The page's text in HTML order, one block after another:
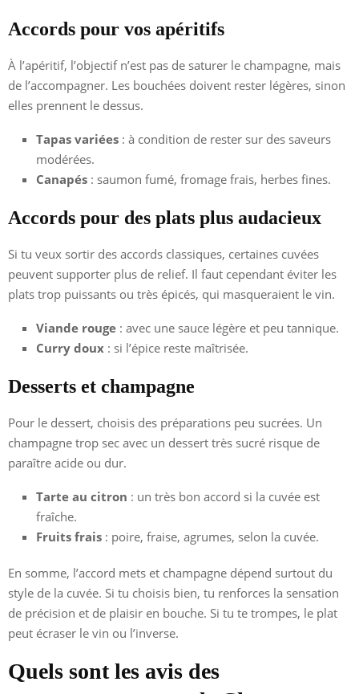
Accords pour vos apéritifs
À l’apéritif, l’objectif n’est pas de saturer le champagne, mais
de l’accompagner. Les bouchées doivent rester légères, sinon
elles prennent le dessus.
Tapas variées : à condition de rester sur des saveurs
modérées.
Canapés : saumon fumé, fromage frais, herbes fines.
Accords pour des plats plus audacieux
Si tu veux sortir des accords classiques, certaines cuvées
peuvent supporter plus de relief. Il faut cependant éviter les
plats trop puissants ou très épicés, qui masqueraient le vin.
Viande rouge : avec une sauce légère et peu tannique.
Curry doux : si l’épice reste maîtrisée.
Desserts et champagne
Pour le dessert, choisis des préparations peu sucrées. Un
champagne trop sec avec un dessert très sucré risque de
paraître acide ou dur.
Tarte au citron : un très bon accord si la cuvée est
fraîche.
Fruits frais : poire, fraise, agrumes, selon la cuvée.
En somme, l’accord mets et champagne dépend surtout du
style de la cuvée. Si tu choisis bien, tu renforces la sensation
de précision et de plaisir en bouche. Si tu te trompes, le plat
peut écraser le vin ou l’inverse.
Quels sont les avis des